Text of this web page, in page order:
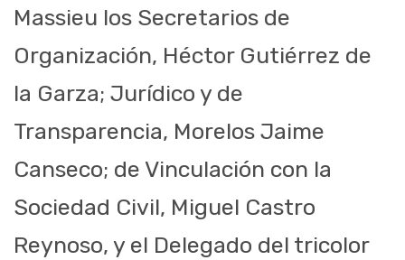
Massieu los Secretarios de
Organización, Héctor Gutiérrez de
la Garza; Jurídico y de
Transparencia, Morelos Jaime
Canseco; de Vinculación con la
Sociedad Civil, Miguel Castro
Reynoso, y el Delegado del tricolor